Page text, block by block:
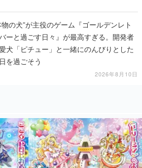
物の犬”が主役のゲーム『ゴールデンレト
ーと過ごす日々』が最高すぎる。開発者
犬「ピチュー」と一緒にのんびりとした
を過ごそう
2026年8月10日